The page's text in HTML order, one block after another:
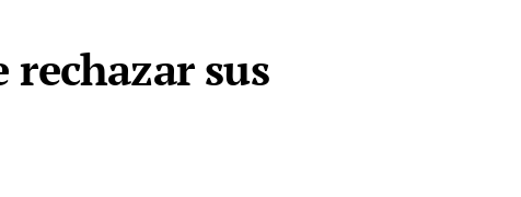
rechazar sus